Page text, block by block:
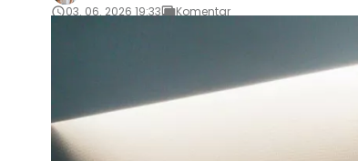
03. 06. 2026 19:33 Komentar